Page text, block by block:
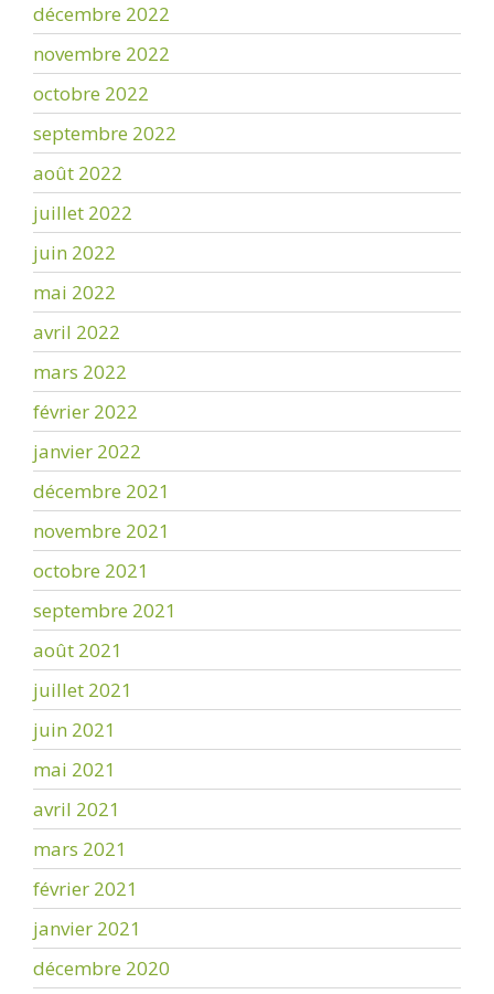
décembre 2022
novembre 2022
octobre 2022
septembre 2022
août 2022
juillet 2022
juin 2022
mai 2022
avril 2022
mars 2022
février 2022
janvier 2022
décembre 2021
novembre 2021
octobre 2021
septembre 2021
août 2021
juillet 2021
juin 2021
mai 2021
avril 2021
mars 2021
février 2021
janvier 2021
décembre 2020